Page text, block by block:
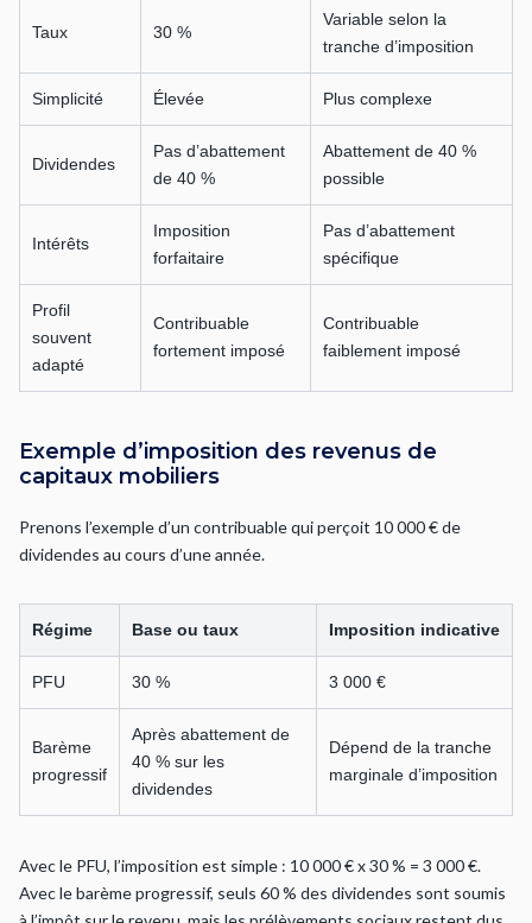
Taux 30 %
Variable selon la
tranche d’imposition
Simplicité Élevée Plus complexe
Dividendes
Pas d’abattement
de 40 %
Abattement de 40 %
possible
Intérêts
Imposition
forfaitaire
Pas d’abattement
spécifique
Profil
souvent
adapté
Contribuable
fortement imposé
Contribuable
faiblement imposé
Exemple d’imposition des revenus de
capitaux mobiliers
Prenons l’exemple d’un contribuable qui perçoit 10 000 € de
dividendes au cours d’une année.
Régime Base ou taux Imposition indicative
PFU 30 % 3 000 €
Barème
progressif
Après abattement de
40 % sur les
dividendes
Dépend de la tranche
marginale d’imposition
Avec le PFU, l’imposition est simple : 10 000 € x 30 % = 3 000 €.
Avec le barème progressif, seuls 60 % des dividendes sont soumis